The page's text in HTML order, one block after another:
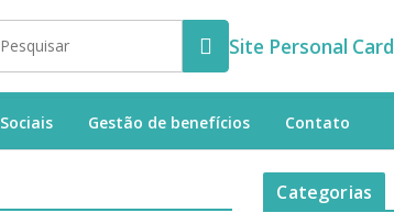
Site Personal Card
Gestão de benefícios Contato
Categorias